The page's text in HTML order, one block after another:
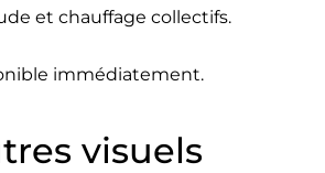
et chauffage collectifs.
immédiatement.
visuels